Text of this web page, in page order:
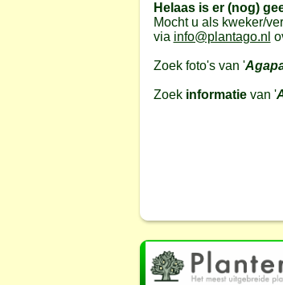
Helaas is er (nog)
Mocht u als kweker/
via info@plantago.nl
Zoek foto's van '
Zoek informatievan '